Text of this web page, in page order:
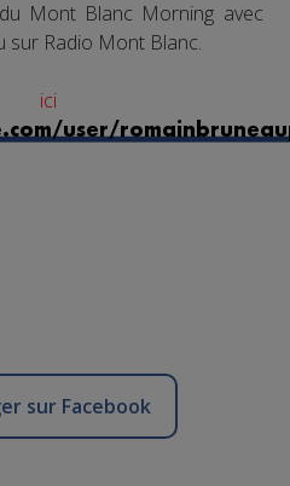
Mont Blanc Morning avec
sur Radio Mont Blanc.
user/
sur Facebook